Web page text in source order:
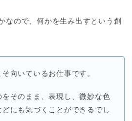
なので、何かを生み出すという創
向いているお仕事です。
そのまま、表現し、微妙な色
にも気づくことができるでし